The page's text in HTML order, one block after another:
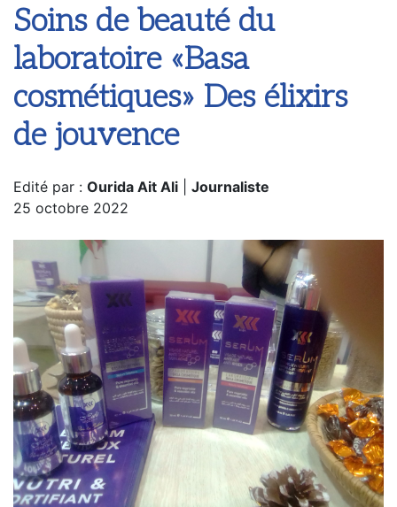
Soins de beauté du
laboratoire «Basa
cosmétiques» Des élixirs
de jouvence
Edité par : Ourida Ait Ali
Journaliste
25 octobre 2022